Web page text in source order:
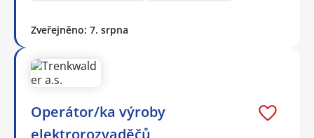
Zveřejněno: 7. srpna
Operátor/ka výroby